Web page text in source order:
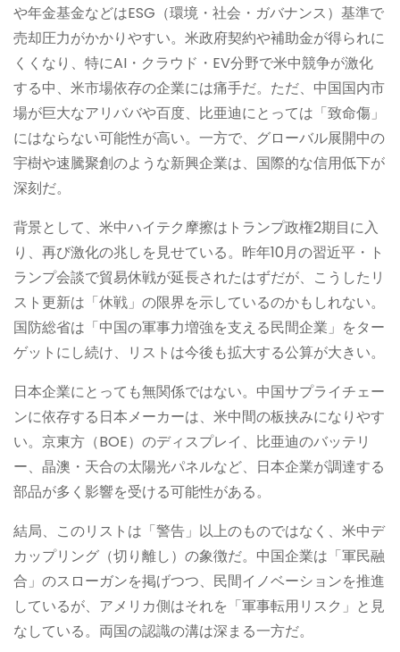
や年金基金などはESG（環境・社会・ガバナンス）基準で
売却圧力がかかりやすい。米政府契約や補助金が得られに
くくなり、特にAI・クラウド・EV分野で米中競争が激化
する中、米市場依存の企業には痛手だ。ただ、中国国内市
場が巨大なアリババや百度、比亜迪にとっては「致命傷」
にはならない可能性が高い。一方で、グローバル展開中の
宇樹や速騰聚創のような新興企業は、国際的な信用低下が
深刻だ。
背景として、米中ハイテク摩擦はトランプ政権2期目に入
り、再び激化の兆しを見せている。昨年10月の習近平・ト
ランプ会談で貿易休戦が延長されたはずだが、こうしたリ
スト更新は「休戦」の限界を示しているのかもしれない。
国防総省は「中国の軍事力増強を支える民間企業」をター
ゲットにし続け、リストは今後も拡大する公算が大きい。
日本企業にとっても無関係ではない。中国サプライチェー
ンに依存する日本メーカーは、米中間の板挟みになりやす
い。京東方（BOE）のディスプレイ、比亜迪のバッテリ
ー、晶澳・天合の太陽光パネルなど、日本企業が調達する
部品が多く影響を受ける可能性がある。
結局、このリストは「警告」以上のものではなく、米中デ
カップリング（切り離し）の象徴だ。中国企業は「軍民融
合」のスローガンを掲げつつ、民間イノベーションを推進
しているが、アメリカ側はそれを「軍事転用リスク」と見
なしている。両国の認識の溝は深まる一方だ。